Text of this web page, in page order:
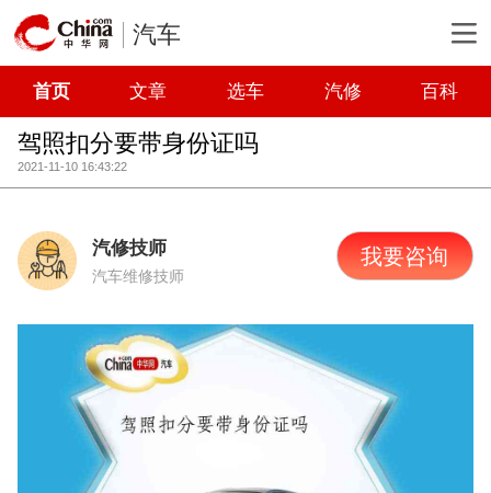
汽车
首页 文章 选车 汽修 百科
驾照扣分要带身份证吗
2021-11-10 16:43:22
汽修技师
汽车维修技师
我要咨询